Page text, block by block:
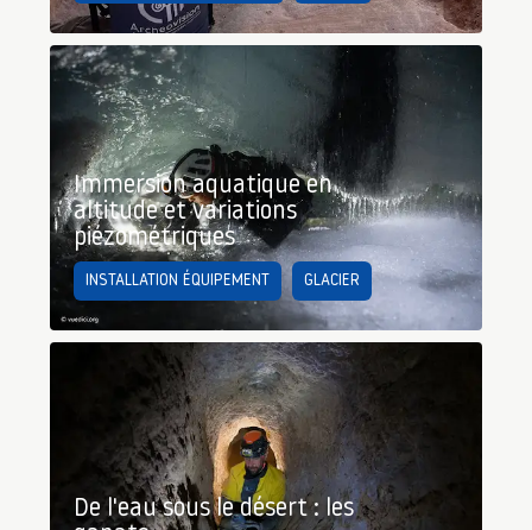
Immersion aquatique en
altitude et variations
piézométriques
INSTALLATION ÉQUIPEMENT GLACIER
De l'eau sous le désert : les